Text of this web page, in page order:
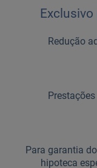
Exclusivo
Redução
Para garantia
hipoteca